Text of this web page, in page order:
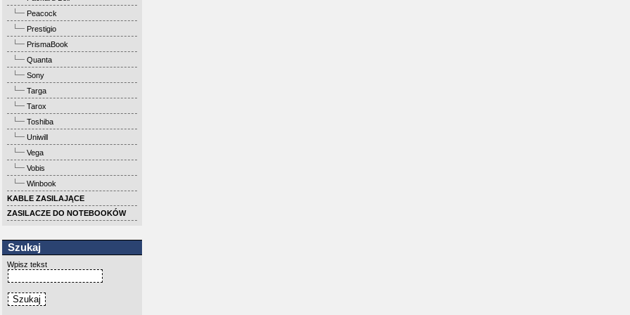
Peacock
Prestigio
PrismaBook
Quanta
Sony
Targa
Tarox
Toshiba
Uniwill
Vega
Vobis
Winbook
KABLE ZASILAJĄCE
ZASILACZE DO NOTEBOOKÓW
Szukaj
Wpisz tekst